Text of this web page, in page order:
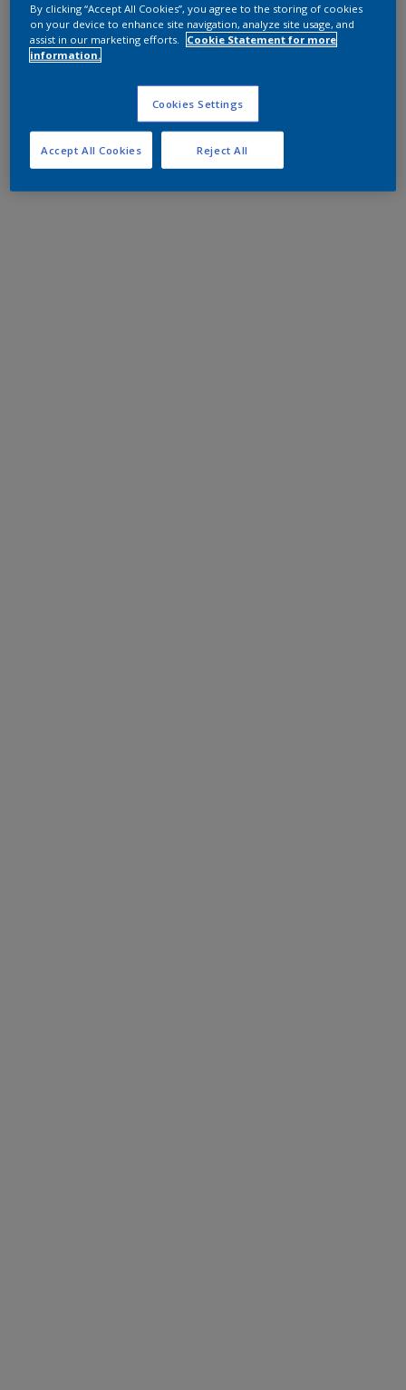
By clicking “Accept All Cookies”, you agree to the storing of cookies
on your device to enhance site navigation, analyze site usage, and
assist in our marketing efforts.
Cookie Statement for more
information.
Cookies Settings
Reject All
Accept All Cookies